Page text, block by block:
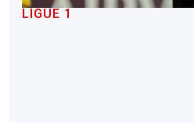
LIGUE 1